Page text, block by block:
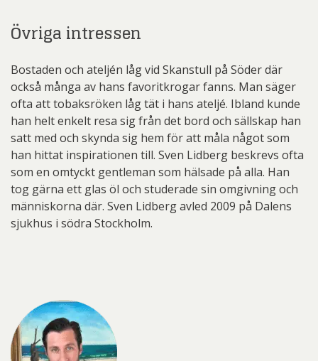
Övriga intressen
Bostaden och ateljén låg vid Skanstull på Söder där
också många av hans favoritkrogar fanns. Man säger
ofta att tobaksröken låg tät i hans ateljé. Ibland kunde
han helt enkelt resa sig från det bord och sällskap han
satt med och skynda sig hem för att måla något som
han hittat inspirationen till. Sven Lidberg beskrevs ofta
som en omtyckt gentleman som hälsade på alla. Han
tog gärna ett glas öl och studerade sin omgivning och
människorna där. Sven Lidberg avled 2009 på Dalens
sjukhus i södra Stockholm.